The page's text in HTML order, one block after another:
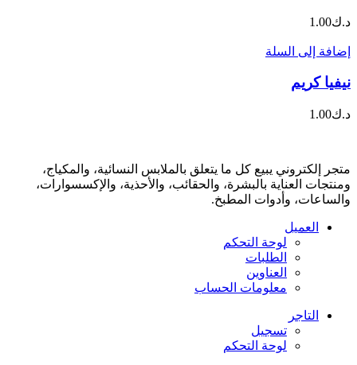
د.ك1.00
إضافة إلى السلة
نيفيا كريم
د.ك1.00
متجر إلكتروني يبيع كل ما يتعلق بالملابس النسائية، والمكياج،
ومنتجات العناية بالبشرة، والحقائب، والأحذية، والإكسسوارات،
والساعات، وأدوات المطبخ.
العميل
لوحة التحكم
الطلبات
العناوين
معلومات الحساب
التاجر
تسجيل
لوحة التحكم